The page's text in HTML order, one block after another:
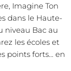
Imagine Ton
dans le Haute-
niveau Bac au
les écoles et
points forts... en